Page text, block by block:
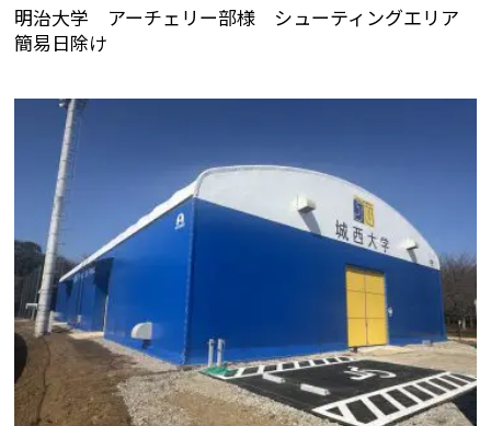
明治大学 アーチェリー部様 シューティングエリア
簡易日除け